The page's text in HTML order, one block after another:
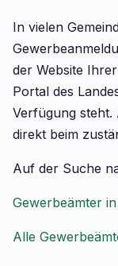
In vielen
der Website
Portal des
Verfügung steht.
direkt beim
Auf der Suche
Gewerbeämter
Alle